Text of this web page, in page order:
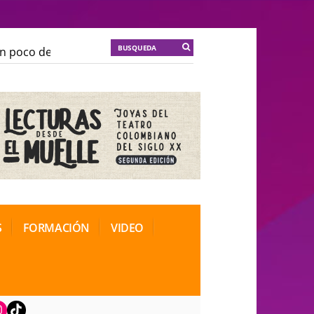
de locura para la cordura KT :: |
de Teatro Rosa
FORMACIÓN VIDEO
TikTok